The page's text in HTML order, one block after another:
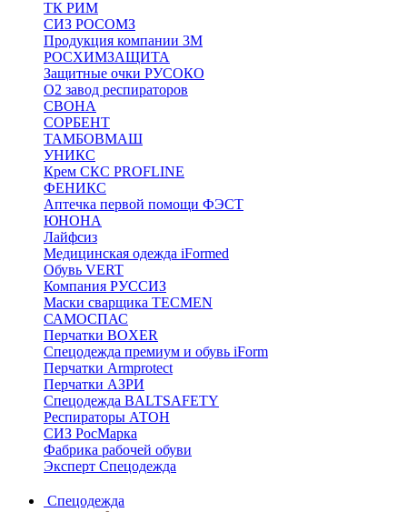
ТК РИМ
СИЗ РОСОМЗ
Продукция компании 3M
РОСХИМЗАЩИТА
Защитные очки РУСОКО
О2 завод респираторов
СВОНА
СОРБЕНТ
ТАМБОВМАШ
УНИКС
Крем СКС PROFLINE
ФЕНИКС
Аптечка первой помощи ФЭСТ
ЮНОНА
Лайфсиз
Медицинская одежда iFormed
Обувь VERT
Компания РУССИЗ
Маски сварщика TECMEN
САМОСПАС
Перчатки BOXER
Спецодежда премиум и обувь iForm
Перчатки Armprotect
Перчатки АЗРИ
Спецодежда BALTSAFETY
Респираторы АТОН
СИЗ РосМарка
Фабрика рабочей обуви
Эксперт Спецодежда
Спецодежда